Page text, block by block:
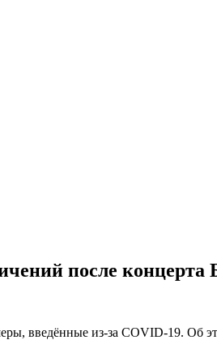
после концерта
введённые из-за COVID-19. Об